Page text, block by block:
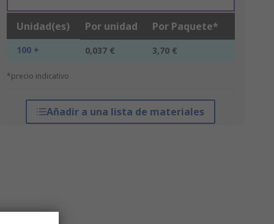
Unidad(es) Por unidad Por Paquete*
100 + 0,037 € 3,70 €
*precio indicativo
Añadir a una lista de materiales